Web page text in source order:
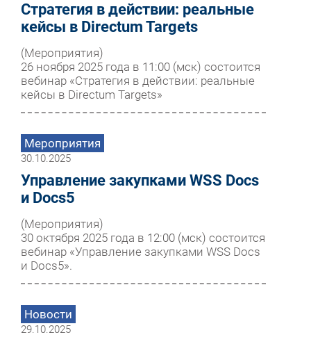
Стратегия в действии: реальные
кейсы в Directum Targets
(Мероприятия)
26 ноября 2025 года в 11:00 (мск) состоится
вебинар «Стратегия в действии: реальные
кейсы в Directum Targets»
Мероприятия
30.10.2025
Управление закупками WSS Docs
и Docs5
(Мероприятия)
30 октября 2025 года в 12:00 (мск) состоится
вебинар «Управление закупками WSS Docs
и Docs5».
Новости
29.10.2025